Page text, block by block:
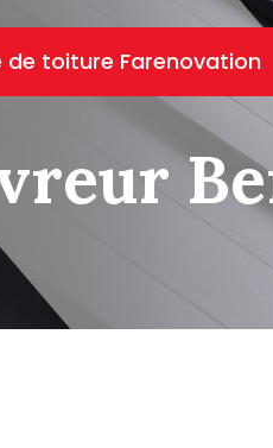
de toiture Farenovation